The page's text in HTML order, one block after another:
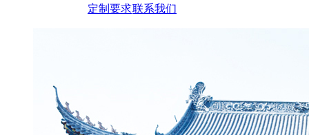
定制要求联系我们